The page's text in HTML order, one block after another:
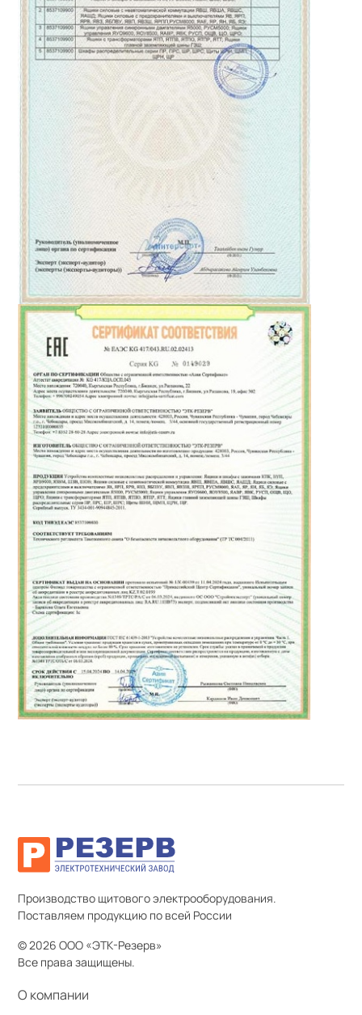
Производство щитового электрооборудования.
Поставляем продукцию по всей России
© 2026 ООО «ЭТК-Резерв»
Все права защищены.
О компании